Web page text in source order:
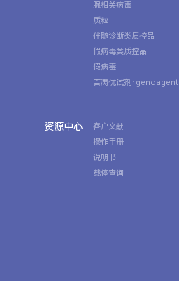
腺相关病毒
质粒
伴随诊断类质控品
假病毒类质控品
假病毒
吉满优试剂·genoagent
资源中心
客户文献
操作手册
说明书
载体查询